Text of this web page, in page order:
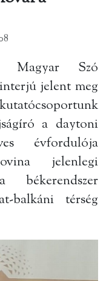
Szó
jelent meg
a daytoni
évfordulója
jelenlegi
balkáni térség